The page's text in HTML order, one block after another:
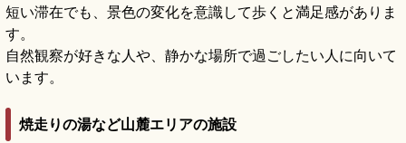
短い滞在でも、景色の変化を意識して歩くと満足感がありま
す。
自然観察が好きな人や、静かな場所で過ごしたい人に向いて
います。
焼走りの湯など山麓エリアの施設